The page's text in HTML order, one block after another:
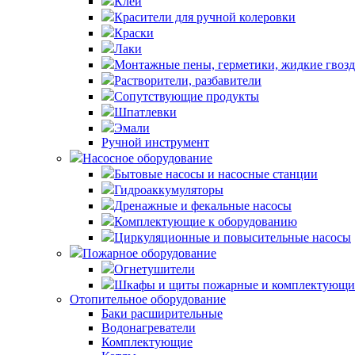
Красители для ручной колеровки
Краски
Лаки
Монтажные пены, герметики, жидкие
Растворители, разбавители
Сопутствующие продукты
Шпатлевки
Эмали
Ручной инструмент
Насосное оборудование
Бытовые насосы и насосные станции
Гидроаккумуляторы
Дренажные и фекальные насосы
Комплектующие к оборудованию
Циркуляционные и повысительные насосы
Пожарное оборудование
Огнетушители
Шкафы и щиты пожарные и
Отопительное оборудование
Баки расширительные
Водонагреватели
Комплектующие